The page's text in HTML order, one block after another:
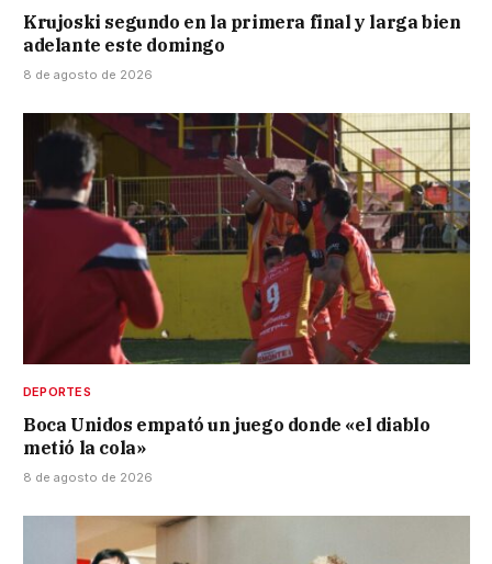
Krujoski segundo en la primera final y larga bien
adelante este domingo
8 de agosto de 2026
DEPORTES
Boca Unidos empató un juego donde «el diablo
metió la cola»
8 de agosto de 2026